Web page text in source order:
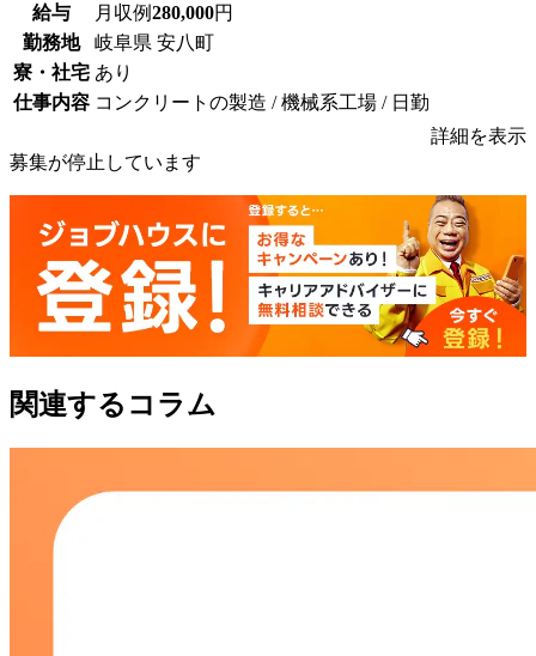
給与 月収例280,000円
勤務地
岐阜県 安八町
寮・社宅 あり
仕事内容 コンクリートの製造 / 機械系工場 / 日勤
詳細を表示
募集が停止しています
関連するコラム